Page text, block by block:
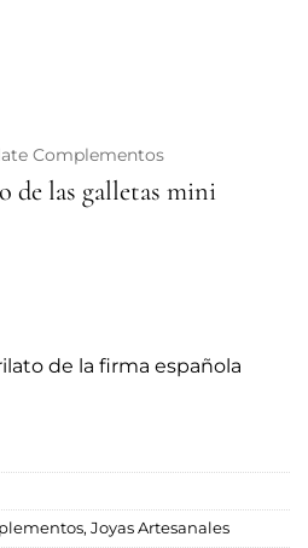
Complementos
de las galletas mini
de la firma española
, Joyas Artesanales